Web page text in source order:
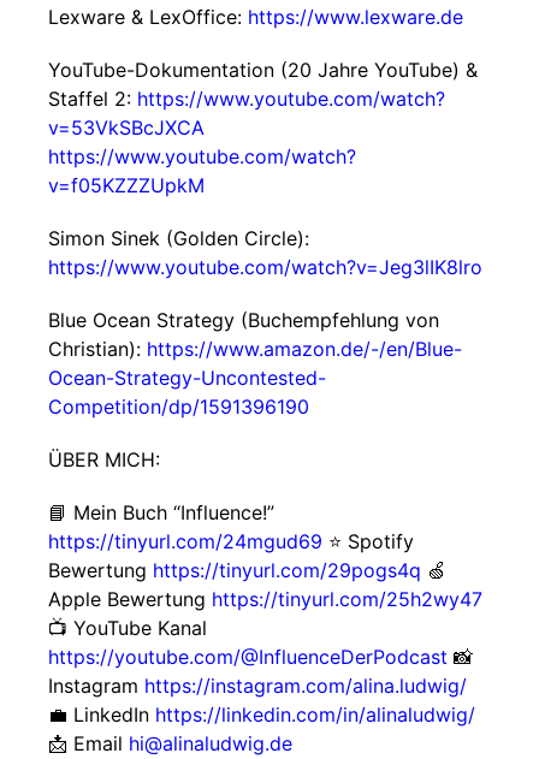
Lexware & LexOffice: https://www.lexware.de
YouTube-Dokumentation (20 Jahre YouTube) &
Staffel 2: https://www.youtube.com/watch?
v=53VkSBcJXCA
https://www.youtube.com/watch?
v=f05KZZZUpkM
Simon Sinek (Golden Circle):
https://www.youtube.com/watch?v=Jeg3lIK8lro
Blue Ocean Strategy (Buchempfehlung von
Christian): https://www.amazon.de/-/en/Blue-
Ocean-Strategy-Uncontested-
Competition/dp/1591396190
ÜBER MICH:
📘 Mein Buch “Influence!”
https://tinyurl.com/24mgud69 ⭐ Spotify
Bewertung https://tinyurl.com/29pogs4q 🍏
Apple Bewertung https://tinyurl.com/25h2wy47
📺 YouTube Kanal
https://youtube.com/@InfluenceDerPodcast 📸
Instagram https://instagram.com/alina.ludwig/
💼 LinkedIn https://linkedin.com/in/alinaludwig/
📩 Email hi@alinaludwig.de